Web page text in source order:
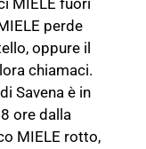
MIELE fuori
perde
oppure il
chiamaci.
Savena è in
ore dalla
MIELE rotto,